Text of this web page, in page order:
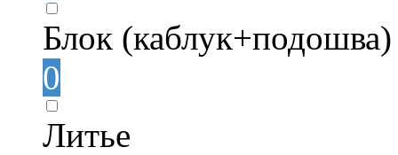
Блок (каблук+подошва)
0
Литье